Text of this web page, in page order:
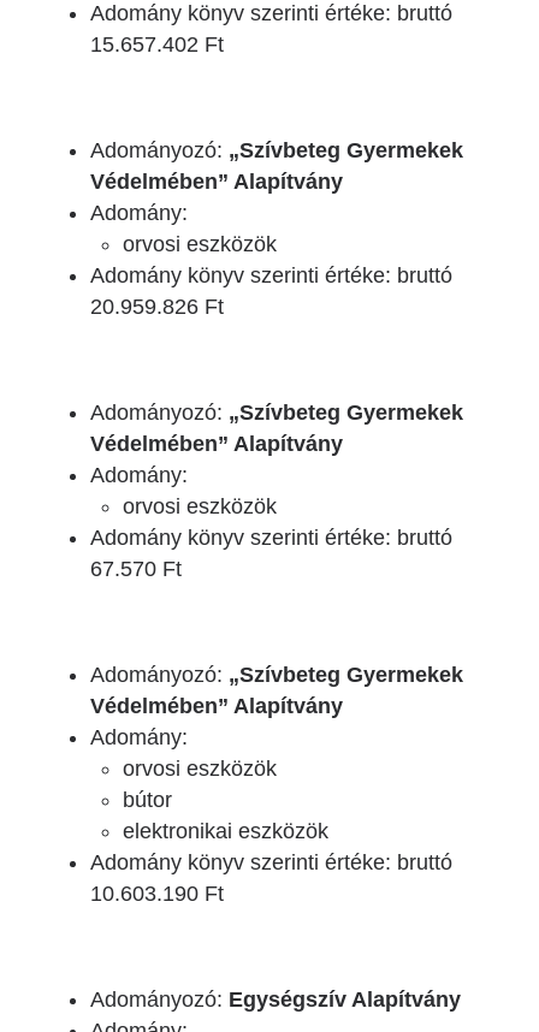
Adomány könyv szerinti értéke: bruttó
15.657.402 Ft
Adományozó: „Szívbeteg Gyermekek
Védelmében” Alapítvány
Adomány:
orvosi eszközök
Adomány könyv szerinti értéke: bruttó
20.959.826 Ft
Adományozó: „Szívbeteg Gyermekek
Védelmében” Alapítvány
Adomány:
orvosi eszközök
Adomány könyv szerinti értéke: bruttó
67.570 Ft
Adományozó: „Szívbeteg Gyermekek
Védelmében” Alapítvány
Adomány:
orvosi eszközök
bútor
elektronikai eszközök
Adomány könyv szerinti értéke: bruttó
10.603.190 Ft
Adományozó: Egységszív Alapítvány